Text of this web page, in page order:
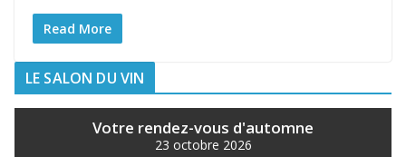
Read More
LE SALON DU VIN
Votre rendez-vous d'automne
23 octobre 2026